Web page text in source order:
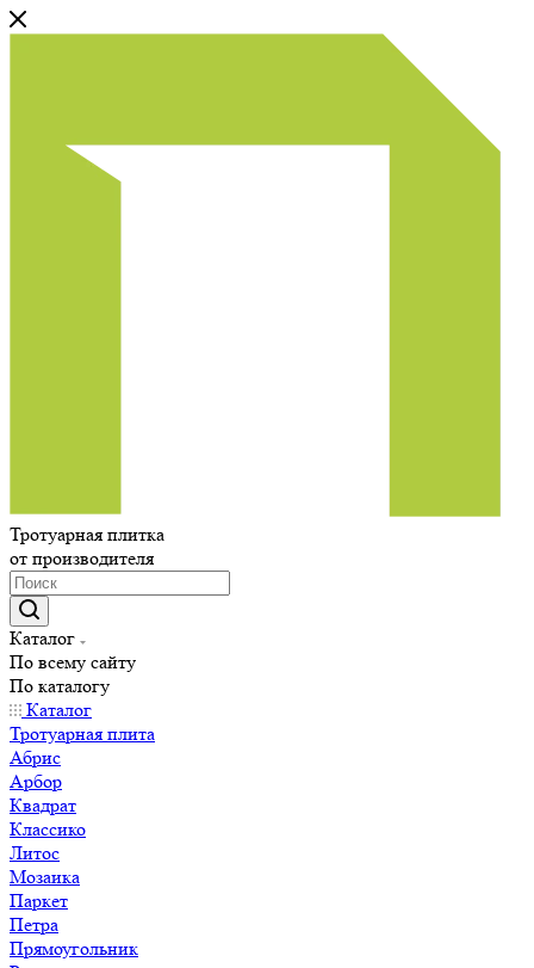
Тротуарная плитка
от производителя
Каталог
По всему сайту
По каталогу
Каталог
Тротуарная плита
Абрис
Арбор
Квадрат
Классико
Литос
Мозаика
Паркет
Петра
Прямоугольник